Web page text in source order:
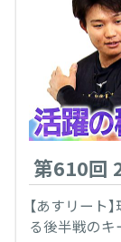
第610回
【あすリート
る後半戦の